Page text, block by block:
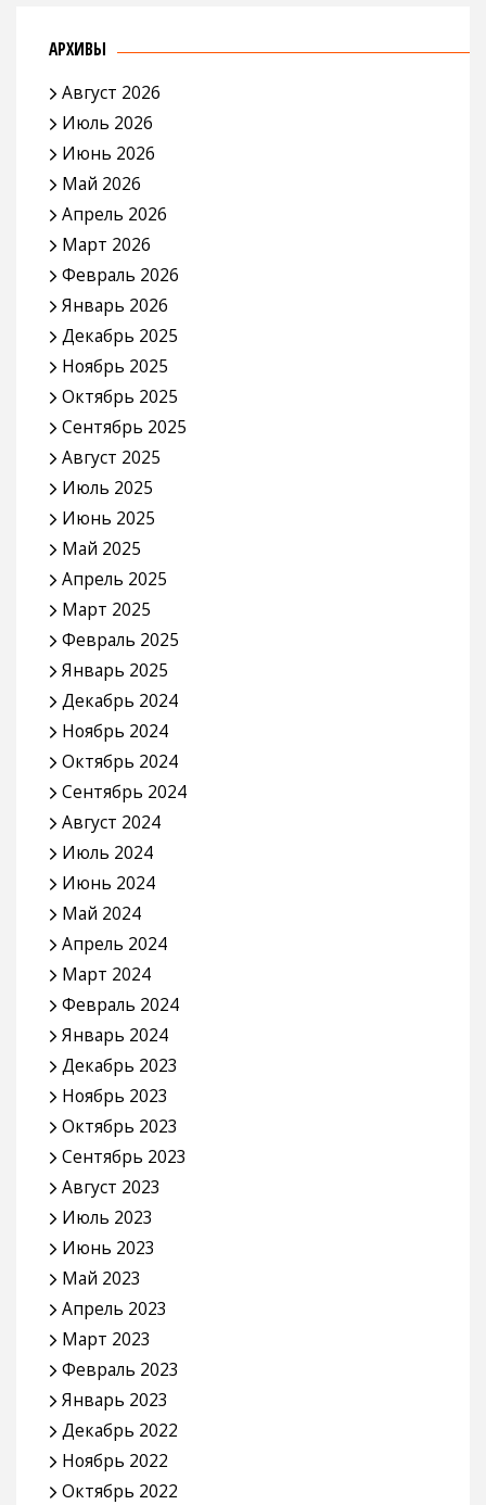
АРХИВЫ
Август 2026
Июль 2026
Июнь 2026
Май 2026
Апрель 2026
Март 2026
Февраль 2026
Январь 2026
Декабрь 2025
Ноябрь 2025
Октябрь 2025
Сентябрь 2025
Август 2025
Июль 2025
Июнь 2025
Май 2025
Апрель 2025
Март 2025
Февраль 2025
Январь 2025
Декабрь 2024
Ноябрь 2024
Октябрь 2024
Сентябрь 2024
Август 2024
Июль 2024
Июнь 2024
Май 2024
Апрель 2024
Март 2024
Февраль 2024
Январь 2024
Декабрь 2023
Ноябрь 2023
Октябрь 2023
Сентябрь 2023
Август 2023
Июль 2023
Июнь 2023
Май 2023
Апрель 2023
Март 2023
Февраль 2023
Январь 2023
Декабрь 2022
Ноябрь 2022
Октябрь 2022